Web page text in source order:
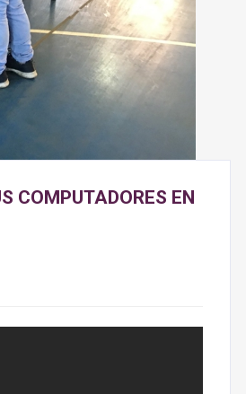
COMPUTADORES EN